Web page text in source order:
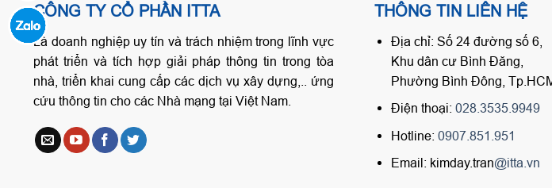
CÔNG TY CỔ PHẦN ITTA
Là doanh nghiệp uy tín và trách nhiệm trong lĩnh vực
phát triển và tích hợp giải pháp thông tin trong tòa
nhà, triển khai cung cấp các dịch vụ xây dựng,.. ứng
cứu thông tin cho các Nhà mạng tại Việt Nam.
THÔNG TIN LIÊN HỆ
Địa chỉ: Số 24 đường số 6,
Khu dân cư Bình Đăng,
Phường Bình Đông,
Điện thoại: 028.3535.9949
Hotline: 0907.851.951
Email: kimday.tran@itta.vn